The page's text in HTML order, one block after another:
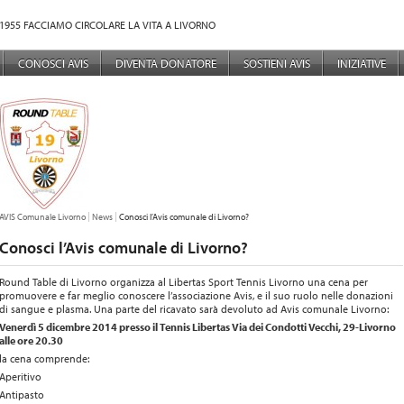
FACCIAMO CIRCOLARE LA VITA A LIVORNO
PRINCIPALE
CONOSCI AVIS DIVENTA DONATORE SOSTIENI AVIS INIZIATIVE
TU SEI QUI:
AVIS Comunale Livorno News Conosci l’Avis comunale di Livorno?
Conosci l’Avis comunale di Livorno?
Round Table di Livorno organizza al Libertas Sport Tennis Livorno una cena per
promuovere e far meglio conoscere l’associazione Avis, e il suo ruolo nelle donazioni
di sangue e plasma. Una parte del ricavato sarà devoluto ad Avis comunale Livorno:
Venerdì 5 dicembre 2014 presso il Tennis Libertas Via dei Condotti Vecchi, 29-Livorno
alle ore 20.30
la cena comprende:
Aperitivo
Antipasto